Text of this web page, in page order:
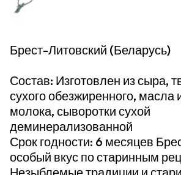
Брест-Литовский (Беларусь)
Состав: Изготовлен из сыра,
сухого обезжиренного, масла
молока, сыворотки сухой
деминерализованной
Срок годности: 6 месяцев
особый вкус по старинным